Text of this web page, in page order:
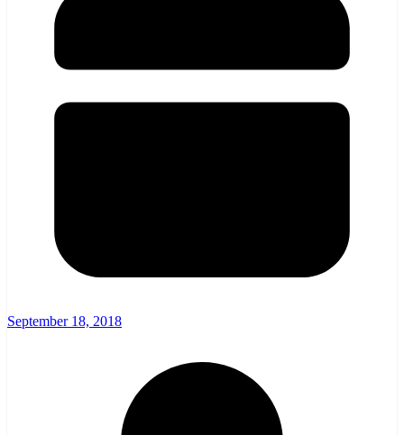
September 18, 2018